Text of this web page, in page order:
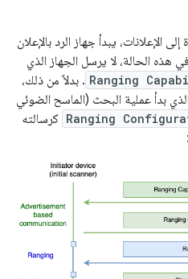
الإعلانات، يبدأ جهاز الرد بالإعلان
هذه الحالة، لا يرسل الجهاز الذي
Ranging . بدلاً من ذلك،
بدأ عملية البحث (الماسح الضوئي
Ranging كرسالته